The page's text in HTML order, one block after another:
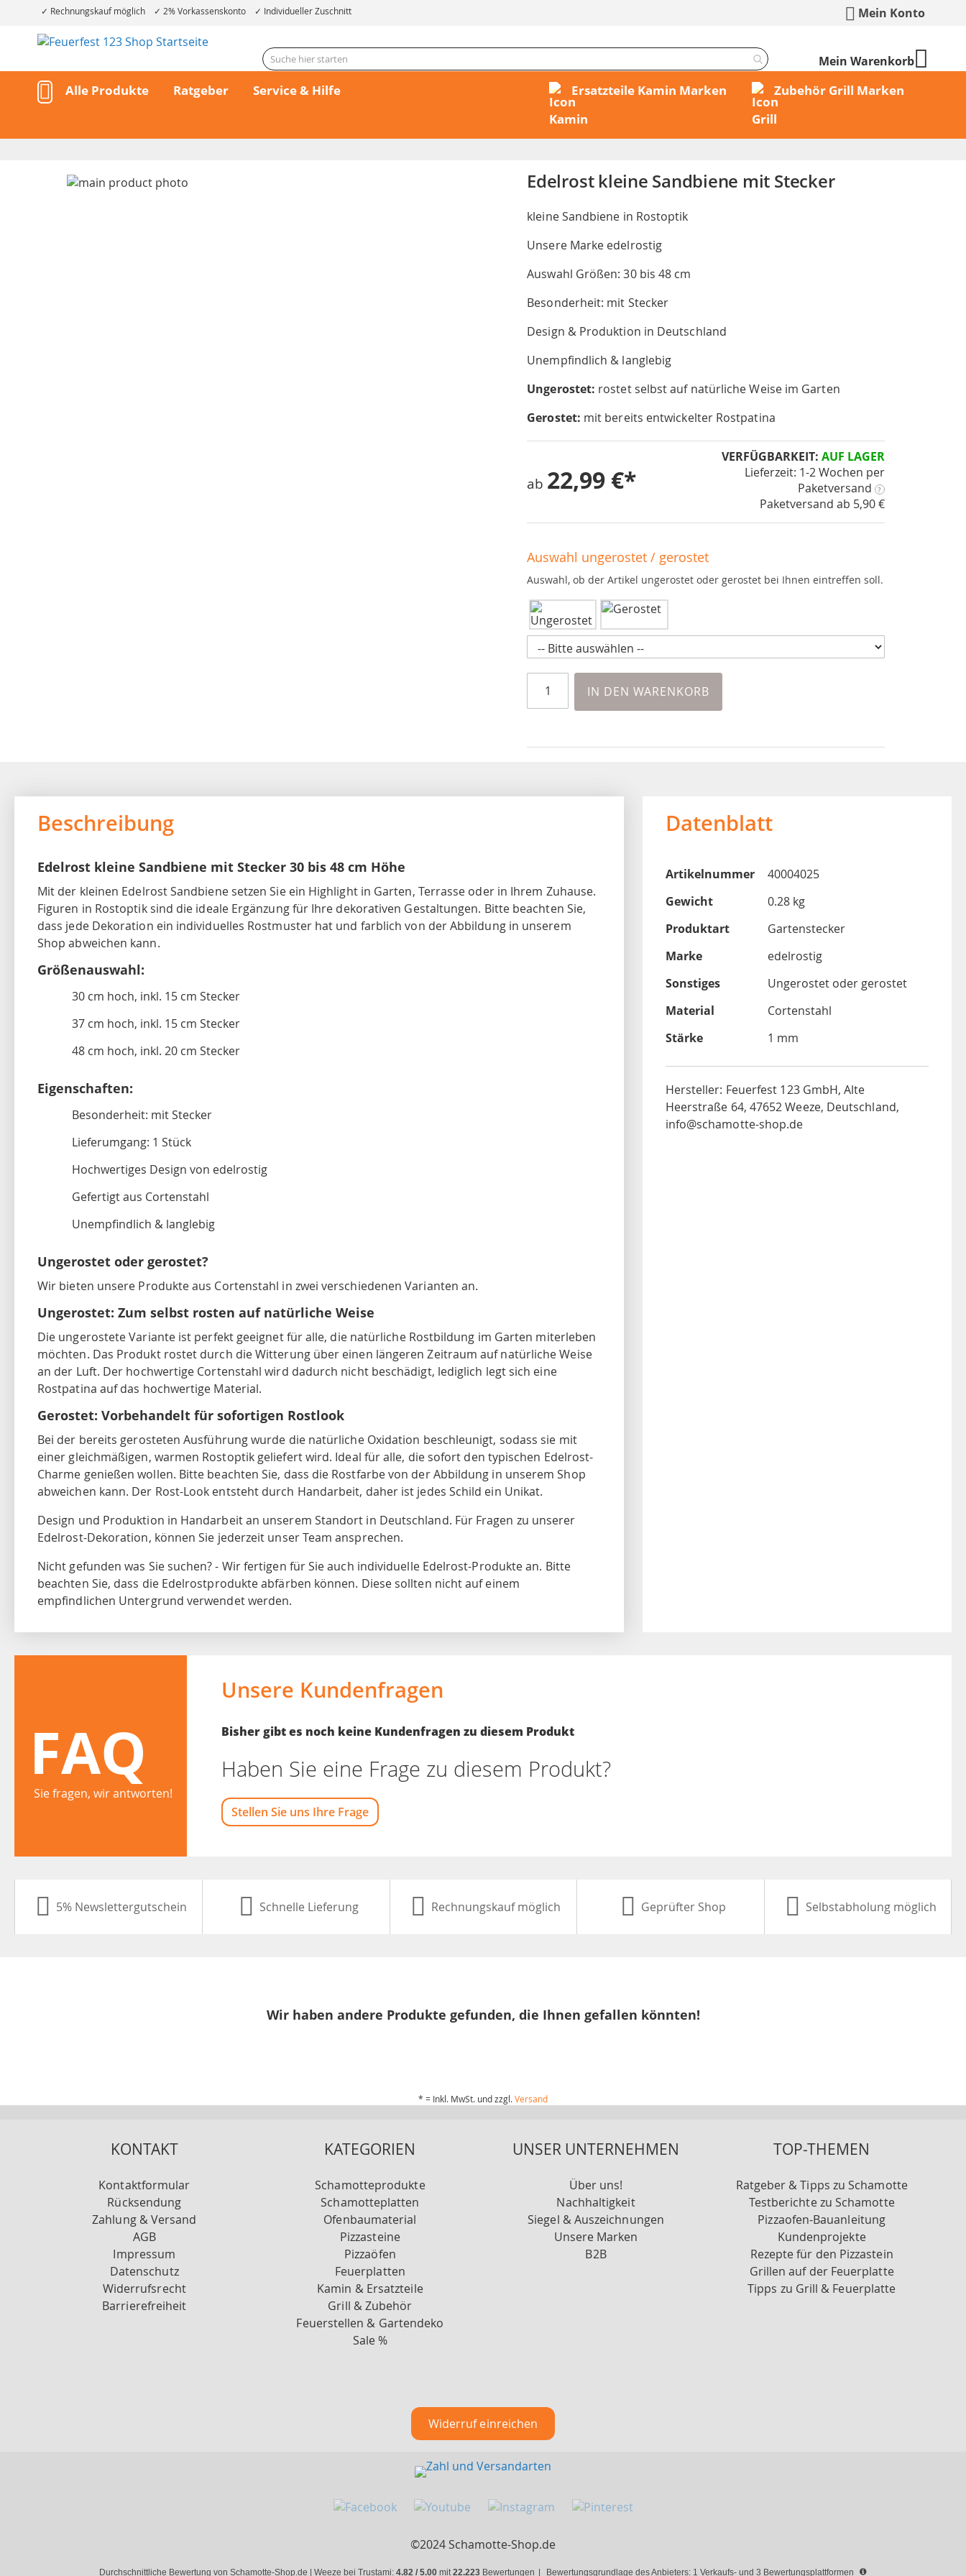
Rechnungskauf möglich 2% Vorkassenskonto Individueller Zuschnitt Mein Konto
Mein Warenkorb
Alle Produkte Ratgeber Service & Hilfe Ersatzteile Kamin Marken Zubehör Grill Marken
Edelrost kleine Sandbiene mit Stecker
kleine Sandbiene in Rostoptik
Unsere Marke edelrostig
Auswahl Größen: 30 bis 48 cm
Besonderheit: mit Stecker
Design & Produktion in Deutschland
Unempfindlich & langlebig
Ungerostet: rostet selbst auf natürliche Weise im Garten
Gerostet: mit bereits entwickelter Rostpatina
VERFÜGBARKEIT: AUF LAGER
Lieferzeit: 1-2 Wochen per
Paketversand
?
Paketversand ab 5,90 €
ab 22,99 €
Auswahl ungerostet / gerostet
Auswahl, ob der Artikel ungerostet oder gerostet bei Ihnen eintreffen soll.
IN DEN WARENKORB
Skip
Beschreibung
Edelrost kleine Sandbiene mit Stecker 30 bis 48 cm Höhe
Mit der kleinen Edelrost Sandbiene setzen Sie ein Highlight in Garten, Terrasse oder in Ihrem Zuhause.
Figuren in Rostoptik sind die ideale Ergänzung für Ihre dekorativen Gestaltungen. Bitte beachten Sie,
dass jede Dekoration ein individuelles Rostmuster hat und farblich von der Abbildung in unserem
Shop abweichen kann.
Größenauswahl:
30 cm hoch, inkl. 15 cm Stecker
37 cm hoch, inkl. 15 cm Stecker
48 cm hoch, inkl. 20 cm Stecker
Eigenschaften:
Besonderheit: mit Stecker
Lieferumgang: 1 Stück
Hochwertiges Design von edelrostig
Gefertigt aus Cortenstahl
Unempfindlich & langlebig
Ungerostet oder gerostet?
Wir bieten unsere Produkte aus Cortenstahl in zwei verschiedenen Varianten an.
Ungerostet: Zum selbst rosten auf natürliche Weise
Die ungerostete Variante ist perfekt geeignet für alle, die natürliche Rostbildung im Garten miterleben
möchten. Das Produkt rostet durch die Witterung über einen längeren Zeitraum auf natürliche Weise
an der Luft. Der hochwertige Cortenstahl wird dadurch nicht beschädigt, lediglich legt sich eine
Rostpatina auf das hochwertige Material.
Gerostet: Vorbehandelt für sofortigen Rostlook
Bei der bereits gerosteten Ausführung wurde die natürliche Oxidation beschleunigt, sodass sie mit
einer gleichmäßigen, warmen Rostoptik geliefert wird. Ideal für alle, die sofort den typischen Edelrost-
Charme genießen wollen. Bitte beachten Sie, dass die Rostfarbe von der Abbildung in unserem Shop
abweichen kann. Der Rost-Look entsteht durch Handarbeit, daher ist jedes Schild ein Unikat.
Design und Produktion in Handarbeit an unserem Standort in Deutschland. Für Fragen zu unserer
Edelrost-Dekoration, können Sie jederzeit unser Team ansprechen.
Nicht gefunden was Sie suchen? - Wir fertigen für Sie auch individuelle Edelrost-Produkte an. Bitte
beachten Sie, dass die Edelrostprodukte abfärben können. Diese sollten nicht auf einem
empfindlichen Untergrund verwendet werden.
Datenblatt
Artikelnummer
40004025
Gewicht
0.28 kg
Produktart
Gartenstecker
Marke
edelrostig
Sonstiges
Ungerostet oder gerostet
Material
Cortenstahl
Stärke
1 mm
Hersteller: Feuerfest 123 GmbH, Alte
Heerstraße 64, 47652 Weeze, Deutschland,
info@schamotte-shop.de
FAQ
Sie fragen, wir antworten!
Unsere Kundenfragen
Bisher gibt es noch keine Kundenfragen zu diesem Produkt
Haben Sie eine Frage zu diesem Produkt?
Stellen Sie uns Ihre Frage
5% Newslettergutschein Schnelle Lieferung Rechnungskauf möglich Geprüfter Shop Selbstabholung möglich
Wir haben andere Produkte gefunden, die Ihnen gefallen könnten!
* = Inkl. MwSt. und zzgl.Versand
KONTAKT
Kontaktformular
Rücksendung
Zahlung & Versand
AGB
Impressum
Datenschutz
Widerrufsrecht
Barrierefreiheit
KATEGORIEN
Schamotteprodukte
Schamotteplatten
Ofenbaumaterial
Pizzasteine
Pizzaöfen
Feuerplatten
Kamin & Ersatzteile
Grill & Zubehör
Feuerstellen & Gartendeko
Sale %
UNSER UNTERNEHMEN
Über uns!
Nachhaltigkeit
Siegel & Auszeichnungen
Unsere Marken
B2B
TOP-THEMEN
Ratgeber & Tipps zu Schamotte
Testberichte zu Schamotte
Pizzaofen-Bauanleitung
Kundenprojekte
Rezepte für den Pizzastein
Grillen auf der Feuerplatte
Tipps zu Grill & Feuerplatte
Widerruf einreichen
©2024 Schamotte-Shop.de
Durchschnittliche Bewertung von Schamotte-Shop.de | Weeze bei Trustami: 4.82 / 5.00mit22.223 Bewertungen Bewertungsgrundlage des Anbieters: 1 Verkaufs- und 3 Bewertungsplattformen